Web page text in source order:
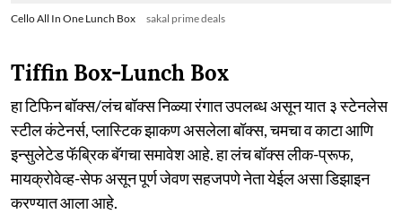
Cello All In One Lunch Box sakal prime deals
Tiffin Box-Lunch Box
हा टिफिन बॉक्स/लंच बॉक्स निळ्या रंगात उपलब्ध असून यात ३ स्टेनलेस
स्टील कंटेनर्स, प्लास्टिक झाकण असलेला बॉक्स, चमचा व काटा आणि
इन्सुलेटेड फॅब्रिक बॅगचा समावेश आहे. हा लंच बॉक्स लीक-प्रूफ,
मायक्रोवेव्ह-सेफ असून पूर्ण जेवण सहजपणे नेता येईल असा डिझाइन
करण्यात आला आहे.